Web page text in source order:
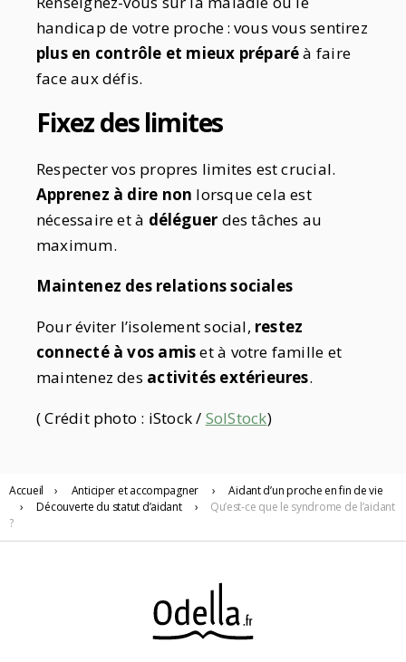
handicap de votre proche : vous vous sentirez
plus en contrôle et mieux préparéà faire
face aux défis.
Fixez des limites
Respecter vos propres limites est crucial.
Apprenez à dire non lorsque cela est
nécessaire et à déléguer des tâches au
maximum.
Maintenez des relations sociales
Pour éviter l’isolement social, restez
connecté à vos amiset à votre famille et
maintenez des activités extérieures.
( Crédit photo : iStock / SolStock)
Accueil › Anticiper et accompagner ›
Aidant d’un proche en fin de vie
›
Découverte du statut d’aidant ›
Qu’est-ce que le syndrome de l’aidant
?